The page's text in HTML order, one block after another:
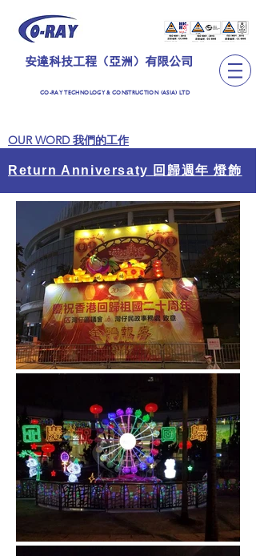
安達科技工程（亞洲）有限公司
CO-RAY TECHNOLOGY & CONSTRUCTION (ASIA) LTD
OUR WORD 我們的工作
Return Anniversaty 回歸週年 燈飾